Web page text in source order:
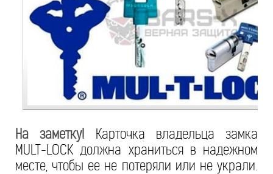
На заметку! Карточка владельца замка
MULT-LOCK должна храниться в надежном
месте, чтобы ее не потеряли или не украли.